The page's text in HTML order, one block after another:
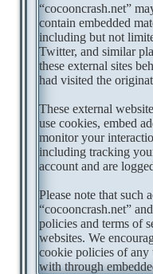
“cocooncrash.net”
contain embedded
including but not
Twitter, and similar
these external sites
had visited the
These external
use cookies, embed
monitor your
including tracking
account and are
Please note that such
“cocooncrash.net”
policies and terms of
websites. We
cookie policies of any
with through